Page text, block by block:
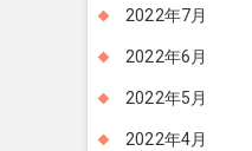
2022年7月
2022年6月
2022年5月
2022年4月